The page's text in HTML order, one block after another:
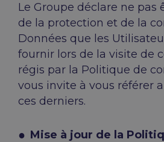
Le Groupe déclare ne pas
de la protection et de la
Données que les
fournir lors de la visite de
régis par la Politique de
vous invite à vous référer
ces derniers.
Mise à jour de la